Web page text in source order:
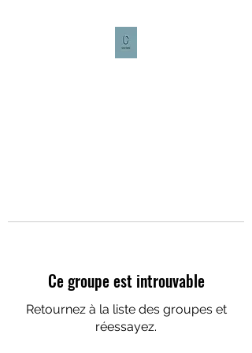
Ce groupe est introuvable
Retournez à la liste des groupes et
réessayez.